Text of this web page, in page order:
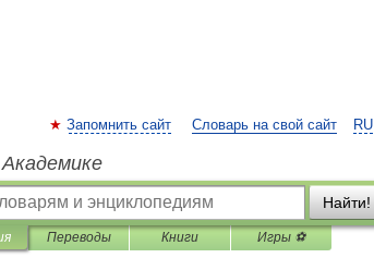
RU
Запомнить сайт Словарь на свой сайт
Найти!
Переводы Книги Игры ⚽